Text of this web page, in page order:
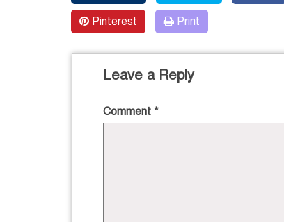
Pinterest Print
Leave a Reply
Comment *